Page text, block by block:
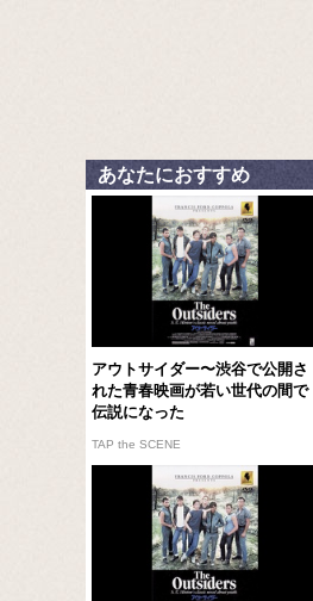
あなたにおすすめ
アウトサイダー〜渋谷で公開さ
れた青春映画が若い世代の間で
伝説になった
TAP the SCENE